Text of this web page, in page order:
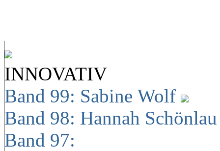
INNOVATIV
Band 99: Sabine Wolf
Band 98: Hannah
Band 97: